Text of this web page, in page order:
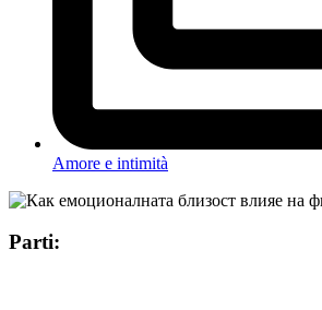
Amore e intimità
Parti: